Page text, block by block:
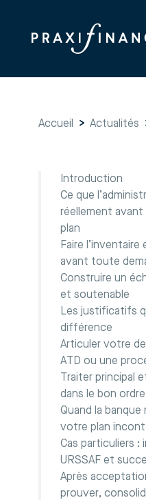
Accueil > Actualités
Introduction
Ce que
réellement avant
plan
Faire
avant toute
Construire un
et soutenable
Les justificatifs
différence
Articuler votre
ATD ou une
Traiter principal
dans le bon ordre
Quand la banque
votre plan
Cas particuliers :
URSSAF et
Après
prouver,